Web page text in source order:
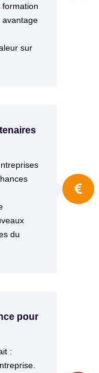
avantage
sur

du
pour
: